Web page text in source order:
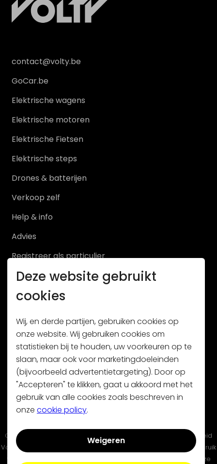
contact@volty.be
GoCar.be
Elektrische wagens
Elektrische motoren
Elektrische Fietsen
Elektrische steps
Drones & batterijen
Verkoop zelf
Help & info
Advies
Registreer als particulier
Registreer als handelaar
Schrijf je in op onze nieuwsbrief
Contact Algemene voorwaarden
Cookie beleid
Volty is niet aansprakelijk voor schade die voortkomt uit het gebruik
van, dan wel uit fouten of ontbrekende functionaliteiten op deze
Deze website gebruikt
cookies
Wij, en derde partijen, gebruiken cookies op
onze website. Wij gebruiken cookies om
statistieken bij te houden, uw voorkeuren op te
slaan, maar ook voor marketingdoeleinden
(bijvoorbeeld advertentietargeting). Door op
"Accepteren" te klikken, gaat u akkoord met het
gebruik van alle cookies zoals beschreven in
onze cookie policy.
Weigeren